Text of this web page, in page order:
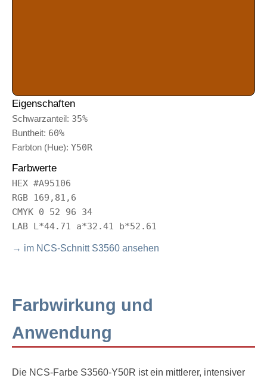
Eigenschaften
Schwarzanteil: 35%
Buntheit: 60%
Farbton (Hue): Y50R
Farbwerte
HEX #A95106
RGB 169,81,6
CMYK 0 52 96 34
LAB L*44.71 a*32.41 b*52.61
→ im NCS-Schnitt S3560 ansehen
Farbwirkung und
Anwendung
Die NCS-Farbe S3560-Y50R ist ein mittlerer, intensiver